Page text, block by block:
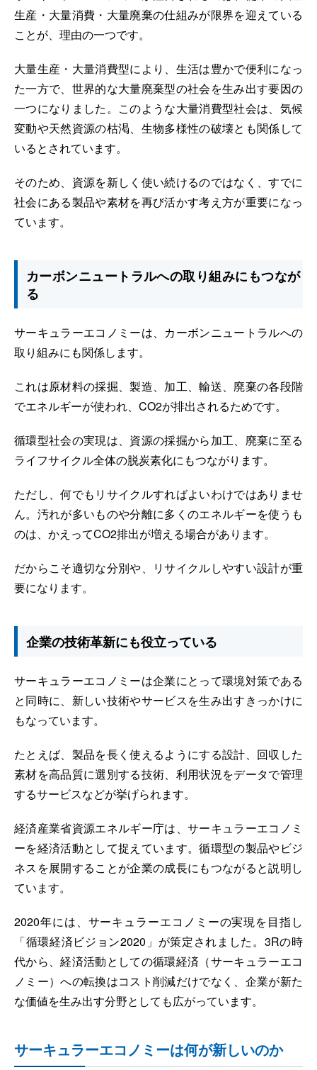
生産・大量消費・大量廃棄の仕組みが限界を迎えている
ことが、理由の一つです。
大量生産・大量消費型により、生活は豊かで便利になっ
た一方で、世界的な大量廃棄型の社会を生み出す要因の
一つになりました。このような大量消費型社会は、気候
変動や天然資源の枯渇、生物多様性の破壊とも関係して
いるとされています。
そのため、資源を新しく使い続けるのではなく、すでに
社会にある製品や素材を再び活かす考え方が重要になっ
ています。
カーボンニュートラルへの取り組みにもつなが
る
サーキュラーエコノミーは、カーボンニュートラルへの
取り組みにも関係します。
これは原材料の採掘、製造、加工、輸送、廃棄の各段階
でエネルギーが使われ、CO2が排出されるためです。
循環型社会の実現は、資源の採掘から加工、廃棄に至る
ライフサイクル全体の脱炭素化にもつながります。
ただし、何でもリサイクルすればよいわけではありませ
ん。汚れが多いものや分離に多くのエネルギーを使うも
のは、かえってCO2排出が増える場合があります。
だからこそ適切な分別や、リサイクルしやすい設計が重
要になります。
企業の技術革新にも役立っている
サーキュラーエコノミーは企業にとって環境対策である
と同時に、新しい技術やサービスを生み出すきっかけに
もなっています。
たとえば、製品を長く使えるようにする設計、回収した
素材を高品質に選別する技術、利用状況をデータで管理
するサービスなどが挙げられます。
経済産業省資源エネルギー庁は、サーキュラーエコノミ
ーを経済活動として捉えています。循環型の製品やビジ
ネスを展開することが企業の成長にもつながると説明し
ています。
2020年には、サーキュラーエコノミーの実現を目指し
「循環経済ビジョン2020」が策定されました。3Rの時
代から、経済活動としての循環経済（サーキュラーエコ
ノミー）への転換はコスト削減だけでなく、企業が新た
な価値を生み出す分野としても広がっています。
サーキュラーエコノミーは何が新しいのか